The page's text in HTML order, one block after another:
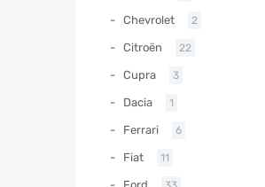
Chevrolet 2
Citroën 22
Cupra 3
Dacia 1
Ferrari 6
Fiat 11